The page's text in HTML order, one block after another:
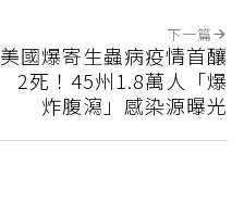
下一篇
美國爆寄生蟲病疫情首釀
2死！45州1.8萬人「爆
炸腹瀉」感染源曝光